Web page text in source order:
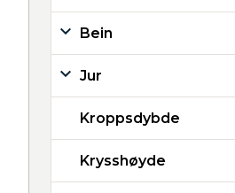
Bein
Jur
Kroppsdybde
Krysshøyde